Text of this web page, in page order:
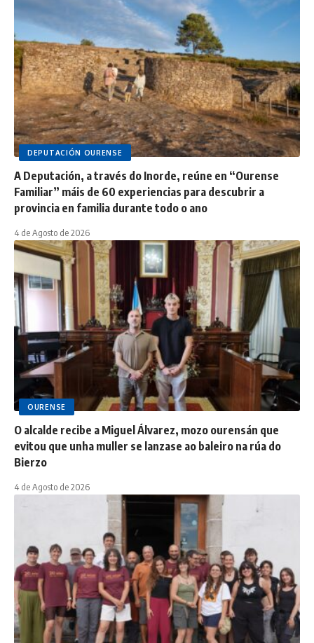
DEPUTACIÓN OURENSE
A Deputación, a través do Inorde, reúne en “Ourense
Familiar” máis de 60 experiencias para descubrir a
provincia en familia durante todo o ano
4 de Agosto de 2026
OURENSE
O alcalde recibe a Miguel Álvarez, mozo ourensán que
evitou que unha muller se lanzase ao baleiro na rúa do
Bierzo
4 de Agosto de 2026